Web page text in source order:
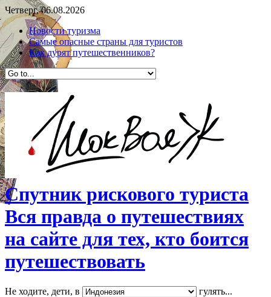
Четверг, 06.08.2026
Новости туризма
Самые опасные страны для туристов
Как дурят путешественников?
Спутник рискового туриста
Вся правда о путешествиях
на сайте для тех, кто боится
путешествовать
Не ходите, дети, в гулять...